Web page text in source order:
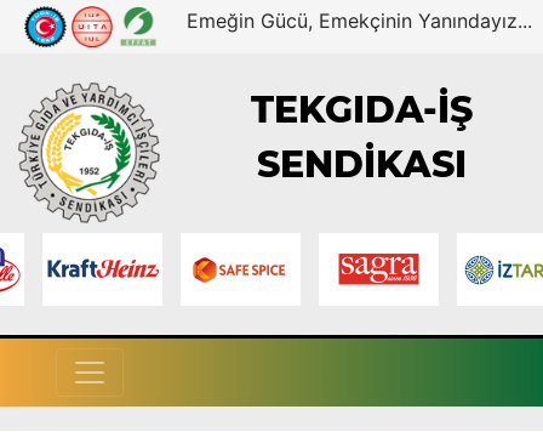
Emeğin Gücü, Emekçinin Yanındayız...
TEKGIDA-İŞ
SENDİKASI